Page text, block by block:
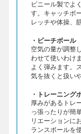
ビニール製でよ
す。キャッチボ
レッチや体操、
・ビーチボール
空気の量が調整
わせて使いわけ
よく弾みます。
気を抜くと扱い
・トレーニング
厚みがあるトレ
っ張ったりが簡
リエーションに
ランスボールを